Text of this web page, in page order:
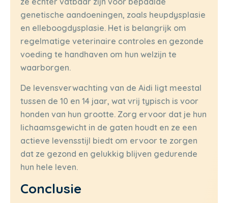
genetische aandoeningen, zoals heupdysplasie
en elleboogdysplasie. Het is belangrijk om
regelmatige veterinaire controles en gezonde
voeding te handhaven om hun welzijn te
waarborgen.
De levensverwachting van de Aidi ligt meestal
tussen de 10 en 14 jaar, wat vrij typisch is voor
honden van hun grootte. Zorg ervoor dat je hun
lichaamsgewicht in de gaten houdt en ze een
actieve levensstijl biedt om ervoor te zorgen
dat ze gezond en gelukkig blijven gedurende
hun hele leven.
Conclusie